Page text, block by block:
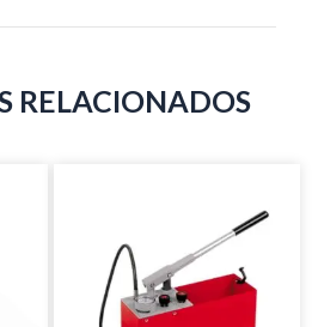
RELACIONADOS